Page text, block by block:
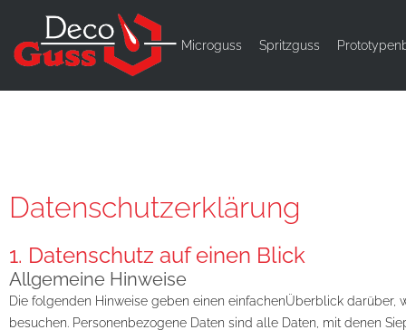
Microguss Spritzguss
Datenschutzerklärung
1. Datenschutz auf einen Blick
Allgemeine Hinweise
Die folgenden Hinweise geben einen einfachenÜberblick darüber,
besuchen. Personenbezogene Daten sind alle Daten, mit denen